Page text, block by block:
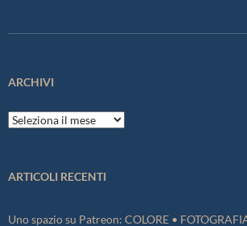
ARCHIVI
Archivi
ARTICOLI RECENTI
Uno spazio su Patreon: COLORE •